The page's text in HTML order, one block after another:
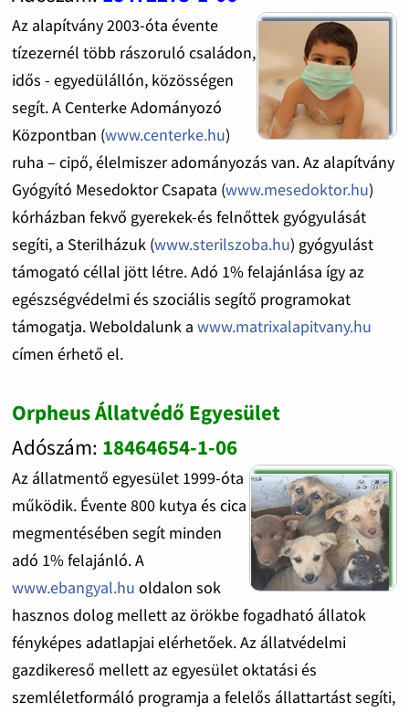
Az alapítvány 2003-óta évente
tízezernél több rászoruló családon,
idős - egyedülállón, közösségen
segít. A Centerke Adományozó
Központban (www.centerke.hu)
ruha – cipő, élelmiszer adományozás van. Az alapítvány
Gyógyító Mesedoktor Csapata (www.mesedoktor.hu)
kórházban fekvő gyerekek-és felnőttek gyógyulását
segíti, a Sterilházuk (www.sterilszoba.hu) gyógyulást
támogató céllal jött létre. Adó 1% felajánlása így az
egészségvédelmi és szociális segítő programokat
támogatja. Weboldalunk a www.matrixalapitvany.hu
címen érhető el.
Orpheus Állatvédő Egyesület
Adószám: 18464654-1-06
Az állatmentő egyesület 1999-óta
működik. Évente 800 kutya és cica
megmentésében segít minden
adó 1% felajánló. A
www.ebangyal.hu oldalon sok
hasznos dolog mellett az örökbe fogadható állatok
fényképes adatlapjai elérhetőek. Az állatvédelmi
gazdikereső mellett az egyesület oktatási és
szemléletformáló programja a felelős állattartást segíti,